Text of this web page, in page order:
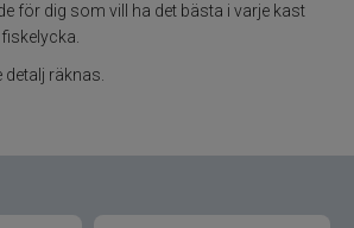
för dig som vill ha det bästa i varje kast
räknas.